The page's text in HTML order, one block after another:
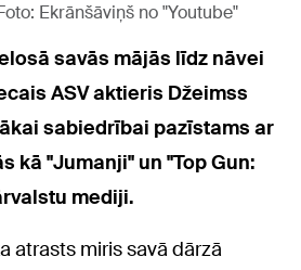
Ekrānšāviņš no "Youtube"
savās mājās līdz nāvei
ASV aktieris Džeimss
sabiedrībai pazīstams ar
kā "Jumanji" un "Top Gun:
mediji.
atrasts miris savā dārzā